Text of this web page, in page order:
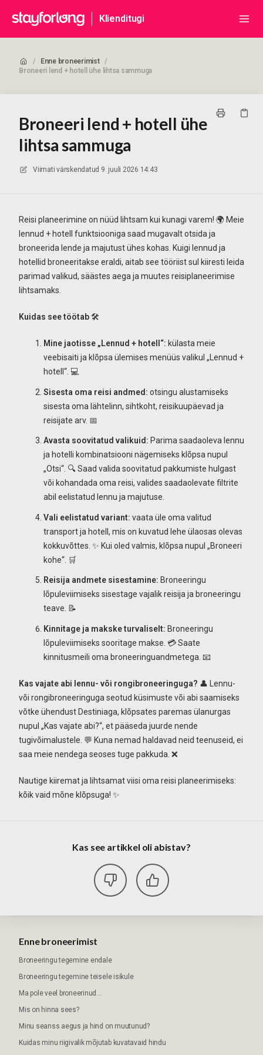
Klienditugi
/ Enne broneerimist /
Broneeri lend + hotell ühe lihtsa sammuga
Broneeri lend + hotell ühe
lihtsa sammuga
Viimati värskendatud 9. juuli 2026 14:43
Reisi planeerimine on nüüd lihtsam kui kunagi varem! 🌍 Meie
lennud + hotell funktsiooniga saad mugavalt otsida ja
broneerida lende ja majutust ühes kohas. Kuigi lennud ja
hotellid broneeritakse eraldi, aitab see tööriist sul kiiresti leida
parimad valikud, säästes aega ja muutes reisiplaneerimise
lihtsamaks.
Kuidas see töötab 🛠️
Mine jaotisse „Lennud + hotell“: külasta meie
veebisaiti ja klõpsa ülemises menüüs valikul „Lennud +
hotell“. 💻
Sisesta oma reisi andmed: otsingu alustamiseks
sisesta oma lähtelinn, sihtkoht, reisikuupäevad ja
reisijate arv. 📅
Avasta soovitatud valikuid: Parima saadaoleva lennu
ja hotelli kombinatsiooni nägemiseks klõpsa nupul
„Otsi“. 🔍 Saad valida soovitatud pakkumiste hulgast
või kohandada oma reisi, valides saadaolevate filtrite
abil eelistatud lennu ja majutuse.
Vali eelistatud variant: vaata üle oma valitud
transport ja hotell, mis on kuvatud lehe ülaosas olevas
kokkuvõttes. ✨ Kui oled valmis, klõpsa nupul „Broneeri
kohe“. 🛒
Reisija andmete sisestamine: Broneeringu
lõpuleviimiseks sisestage vajalik reisija ja broneeringu
teave. 📝
Kinnitage ja makske turvaliselt: Broneeringu
lõpuleviimiseks sooritage makse. 💳 Saate
kinnitusmeili oma broneeringuandmetega. 📧
Kas vajate abi lennu- või rongibroneeringuga? 👤 Lennu-
või rongibroneeringuga seotud küsimuste või abi saamiseks
võtke ühendust Destiniaga, klõpsates paremas ülanurgas
nupul „Kas vajate abi?“, et pääseda juurde nende
tugivõimalustele. 💬 Kuna nemad haldavad neid teenuseid, ei
saa meie nendega seoses tuge pakkuda. ❌
Nautige kiiremat ja lihtsamat viisi oma reisi planeerimiseks:
kõik vaid mõne klõpsuga! ✨
Kas see artikkel oli abistav?
Enne broneerimist
Broneeringu tegemine endale
Broneeringu tegemine teisele isikule
Ma pole veel broneerinud...
Mis on hinna sees?
Minu seanss aegus ja hind on muutunud?
Kuidas minu riigivalik mõjutab kuvatavaid hindu